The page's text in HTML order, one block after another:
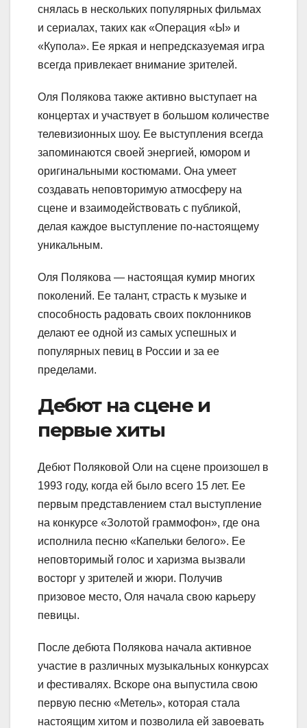
снялась в нескольких популярных фильмах
и сериалах, таких как «Операция «Ы» и
«Купола». Ее яркая и непредсказуемая игра
всегда привлекает внимание зрителей.
Оля Полякова также активно выступает на
концертах и участвует в большом количестве
телевизионных шоу. Ее выступления всегда
запоминаются своей энергией, юмором и
оригинальными костюмами. Она умеет
создавать неповторимую атмосферу на
сцене и взаимодействовать с публикой,
делая каждое выступление по-настоящему
уникальным.
Оля Полякова — настоящая кумир многих
поколений. Ее талант, страсть к музыке и
способность радовать своих поклонников
делают ее одной из самых успешных и
популярных певиц в России и за ее
пределами.
Дебют на сцене и
первые хиты
Дебют Поляковой Оли на сцене произошел в
1993 году, когда ей было всего 15 лет. Ее
первым представлением стал выступление
на конкурсе «Золотой граммофон», где она
исполнила песню «Капельки белого». Ее
неповторимый голос и харизма вызвали
восторг у зрителей и жюри. Получив
призовое место, Оля начала свою карьеру
певицы.
После дебюта Полякова начала активное
участие в различных музыкальных конкурсах
и фестивалях. Вскоре она выпустила свою
первую песню «Метель», которая стала
настоящим хитом и позволила ей завоевать